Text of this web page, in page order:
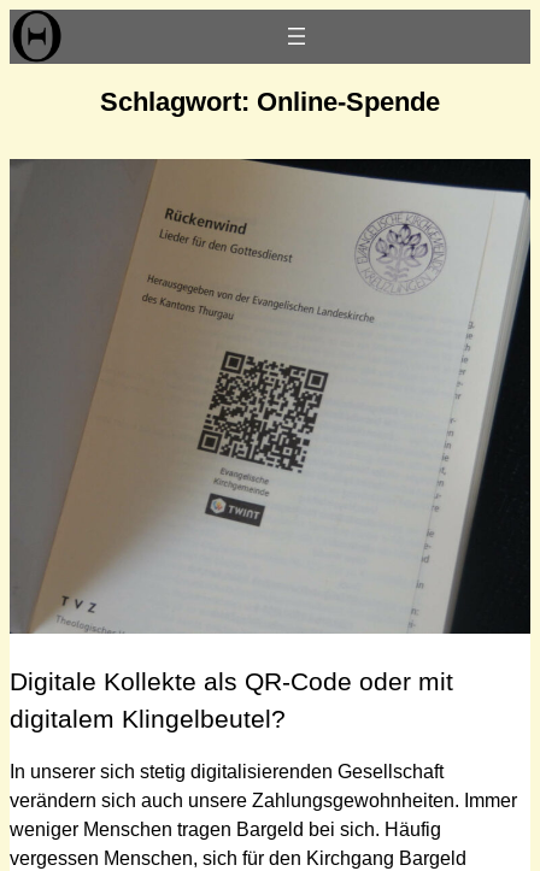
Zum
Inhalt
Schlagwort: Online-Spende
Digitale Kollekte als QR-Code oder mit
digitalem Klingelbeutel?
In unserer sich stetig digitalisierenden Gesellschaft
verändern sich auch unsere Zahlungsgewohnheiten. Immer
weniger Menschen tragen Bargeld bei sich. Häufig
vergessen Menschen, sich für den Kirchgang Bargeld